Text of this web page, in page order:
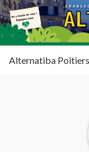
Alternatiba Poitiers